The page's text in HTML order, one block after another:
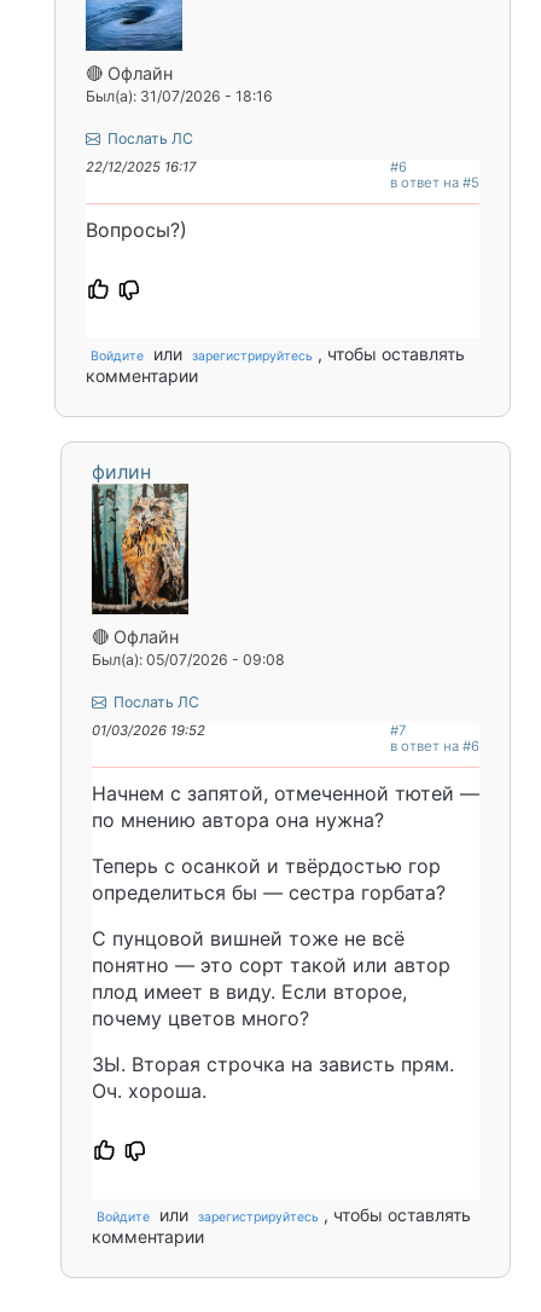
🔴 Офлайн
Был(а): 31/07/2026 - 18:16
Послать ЛС
22/12/2025 16:17
#6
в ответ на #5
Вопросы?)
Войдите или зарегистрируйтесь , чтобы оставлять
комментарии
филин
🔴 Офлайн
Был(а): 05/07/2026 - 09:08
Послать ЛС
01/03/2026 19:52
#7
в ответ на #6
Начнем с запятой, отмеченной тютей —
по мнению автора она нужна?
Теперь с осанкой и твёрдостью гор
определиться бы — сестра горбата?
С пунцовой вишней тоже не всё
понятно — это сорт такой или автор
плод имеет в виду. Если второе,
почему цветов много?
ЗЫ. Вторая строчка на зависть прям.
Оч. хороша.
Войдите или зарегистрируйтесь , чтобы оставлять
комментарии